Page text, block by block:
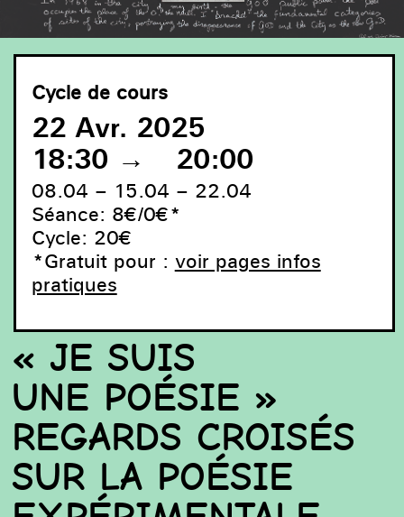
Panneau avec documentation photographique/textuelle
de l'œuvre God Public Poem d'Alain Arias-Misson, une
performance réalisée à Bruxelles en 1968. Courtesy :
l'artiste.
Cycle de cours
22 Avr. 2025
18:30 → 20:00
08.04 – 15.04 – 22.04
Séance: 8€/0€*
Cycle: 20€
*Gratuit pour : voir pages infos
pratiques
« JE SUIS
UNE POÉSIE »
REGARDS CROISÉS
SUR LA POÉSIE